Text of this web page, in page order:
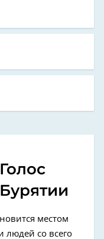
местом
людей со всего